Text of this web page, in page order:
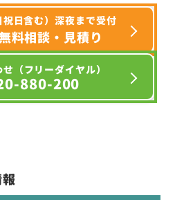
日含む）深夜まで受付
料相談・見積り
（フリーダイヤル）
880-200